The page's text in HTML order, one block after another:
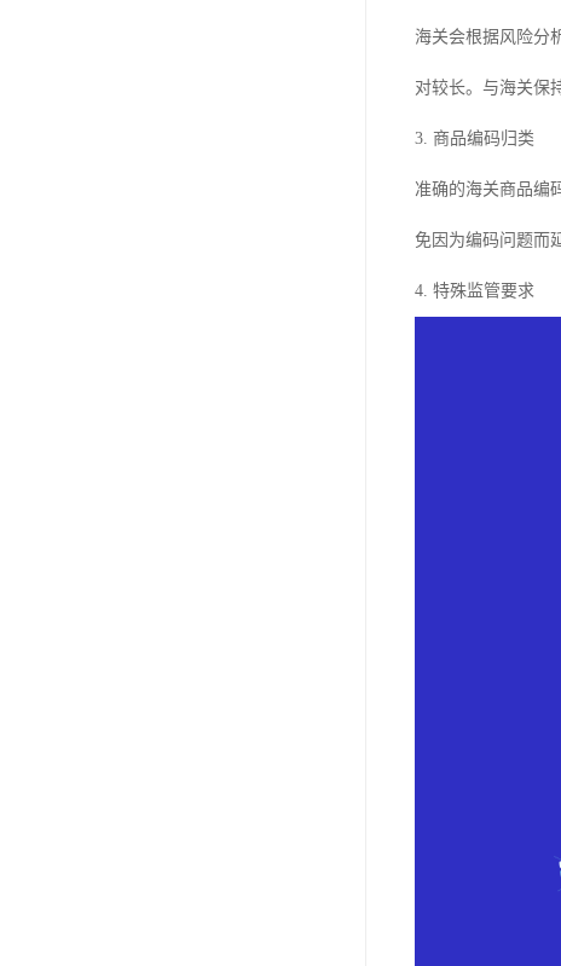
海关会根据风险分
对较长。与海关保
3. 商品编码归类
准确的海关商品编
免因为编码问题而
4. 特殊监管要求